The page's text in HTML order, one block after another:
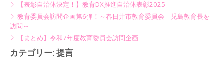
【表彰自治体決定！】教育DX推進自治体表彰2025
教育委員会訪問企画第6弾！～春日井市教育委員会 児島教育長を
訪問～
【まとめ】令和7年度教育委員会訪問企画
カテゴリー: 提言